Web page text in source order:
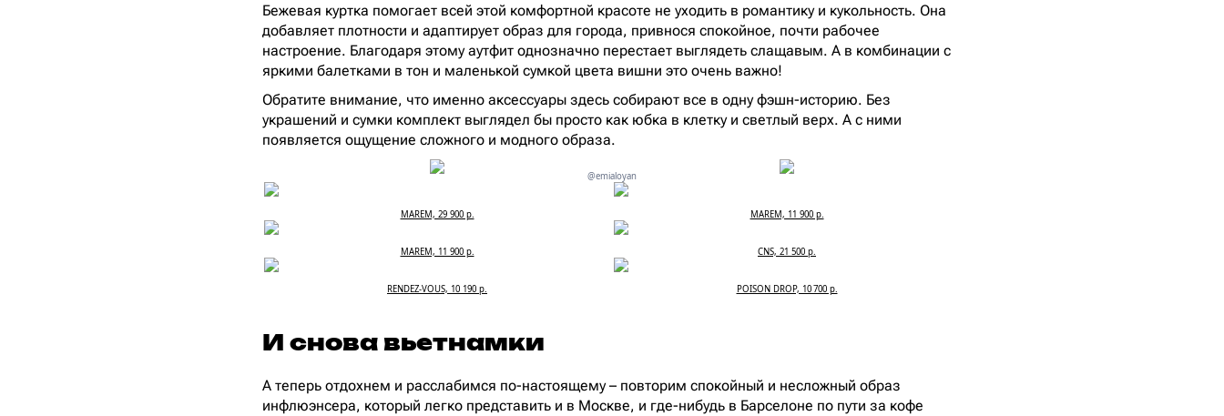
Бежевая куртка помогает всей этой комфортной красоте не уходить в романтику и кукольность. Она
добавляет плотности и адаптирует образ для города, привнося спокойное, почти рабочее
настроение. Благодаря этому аутфит однозначно перестает выглядеть слащавым. А в комбинации с
яркими балетками в тон и маленькой сумкой цвета вишни это очень важно!
Обратите внимание, что именно аксессуары здесь собирают все в одну фэшн-историю. Без
украшений и сумки комплект выглядел бы просто как юбка в клетку и светлый верх. А с ними
появляется ощущение сложного и модного образа.
@emialoyan
MAREM, 29 900 р. MAREM, 11 900 р.
MAREM, 11 900 р. CNS, 21 500 р.
RENDEZ-VOUS, 10 190 р. POISON DROP, 10 700 р.
И снова вьетнамки
А теперь отдохнем и расслабимся по-настоящему – повторим спокойный и несложный образ
инфлюэнсера, который легко представить и в Москве, и где-нибудь в Барселоне по пути за кофе